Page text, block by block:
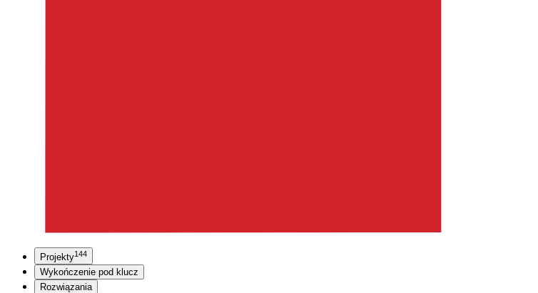
Projekty144
Wykończenie pod klucz
Rozwiązania